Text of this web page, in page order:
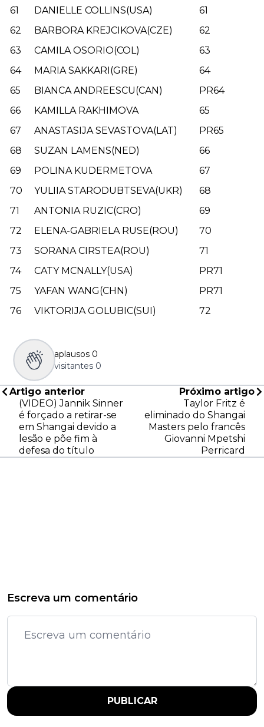
61 DANIELLE COLLINS(USA)
61
62
BARBORA KREJCIKOVA(CZE)
62
63
CAMILA OSORIO(COL)
63
64
MARIA SAKKARI(GRE)
64
65
BIANCA ANDREESCU(CAN)
PR64
66
KAMILLA RAKHIMOVA
65
67
ANASTASIJA SEVASTOVA(LAT)
PR65
68
SUZAN LAMENS(NED)
66
69
POLINA KUDERMETOVA
67
70
YULIIA STARODUBTSEVA(UKR)
68
71
ANTONIA RUZIC(CRO)
69
72
ELENA-GABRIELA RUSE(ROU)
70
73
SORANA CIRSTEA(ROU)
71
74
CATY MCNALLY(USA)
PR71
75
YAFAN WANG(CHN)
PR71
76
VIKTORIJA GOLUBIC(SUI) 72
aplausos 0
visitantes 0
Artigo anterior
(VIDEO) Jannik Sinner
é forçado a retirar-se
em Shangai devido a
lesão e põe fim à
defesa do título
Próximo artigo
Taylor Fritz é
eliminado do Shangai
Masters pelo francês
Giovanni Mpetshi
Perricard
Escreva um comentário
PUBLICAR